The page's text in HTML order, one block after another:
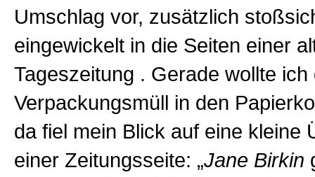
Umschlag vor, zusätzlich
eingewickelt in die Seiten einer
Tageszeitung . Gerade wollte ich
Verpackungsmüll in den
da fiel mein Blick auf eine kleine
einer Zeitungsseite: „Jane Birkin